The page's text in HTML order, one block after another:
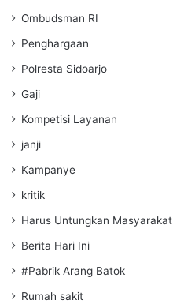
Ombudsman RI
Penghargaan
Polresta Sidoarjo
Gaji
Kompetisi Layanan
janji
Kampanye
kritik
Harus Untungkan Masyarakat
Berita Hari Ini
#Pabrik Arang Batok
Rumah sakit